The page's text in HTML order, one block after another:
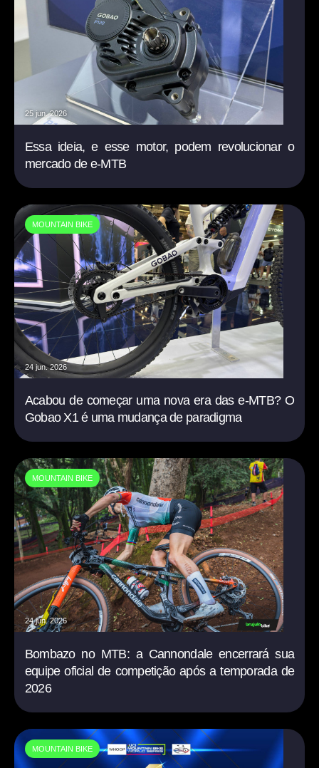
25 jun. 2026
Essa ideia, e esse motor, podem revolucionar o
mercado de e-MTB
MOUNTAIN BIKE
24 jun. 2026
Acabou de começar uma nova era das e-MTB? O
Gobao X1 é uma mudança de paradigma
MOUNTAIN BIKE
24 jun. 2026
Bombazo no MTB: a Cannondale encerrará sua
equipe oficial de competição após a temporada de
2026
MOUNTAIN BIKE